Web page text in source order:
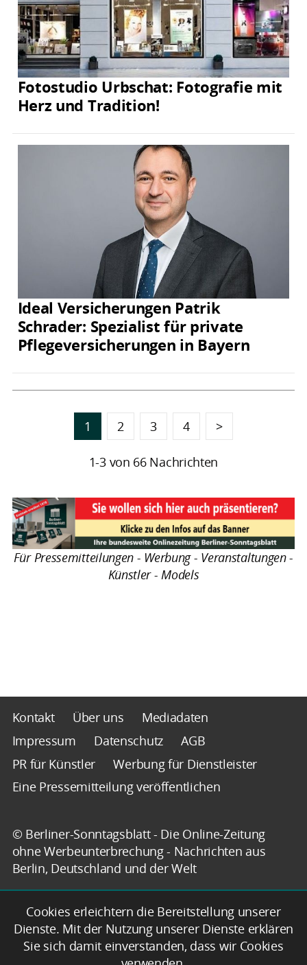
Fotostudio Urbschat: Fotografie mit
Herz und Tradition!
Ideal Versicherungen Patrik
Schrader: Spezialist für private
Pflegeversicherungen in Bayern
1 2 3 4 >
1-3 von 66 Nachrichten
Für Pressemitteilungen - Werbung - Veranstaltungen -
Künstler - Models
Kontakt Über uns
Mediadaten
Impressum
Datenschutz
AGB
PR für Künstler
Werbung für Dienstleister
Eine Pressemitteilung veröffentlichen
© Berliner-Sonntagsblatt - Die Online-Zeitung
ohne Werbeunterbrechung - Nachrichten aus
Berlin, Deutschland und der Welt
Cookies erleichtern die Bereitstellung unserer
Dienste. Mit der Nutzung unserer Dienste erklären
Sie sich damit einverstanden, dass wir Cookies